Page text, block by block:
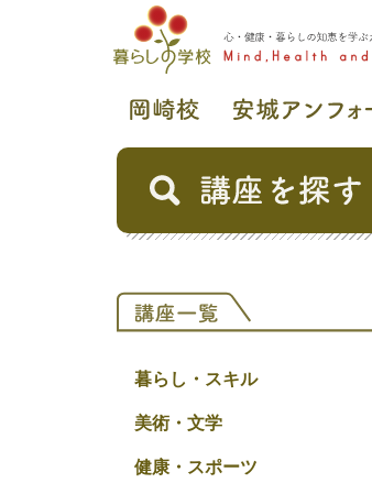
暮らし・スキル
美術・文学
健康・スポーツ